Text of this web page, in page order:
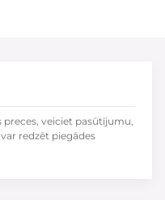
preces, veiciet pasūtījumu,
redzēt piegādes